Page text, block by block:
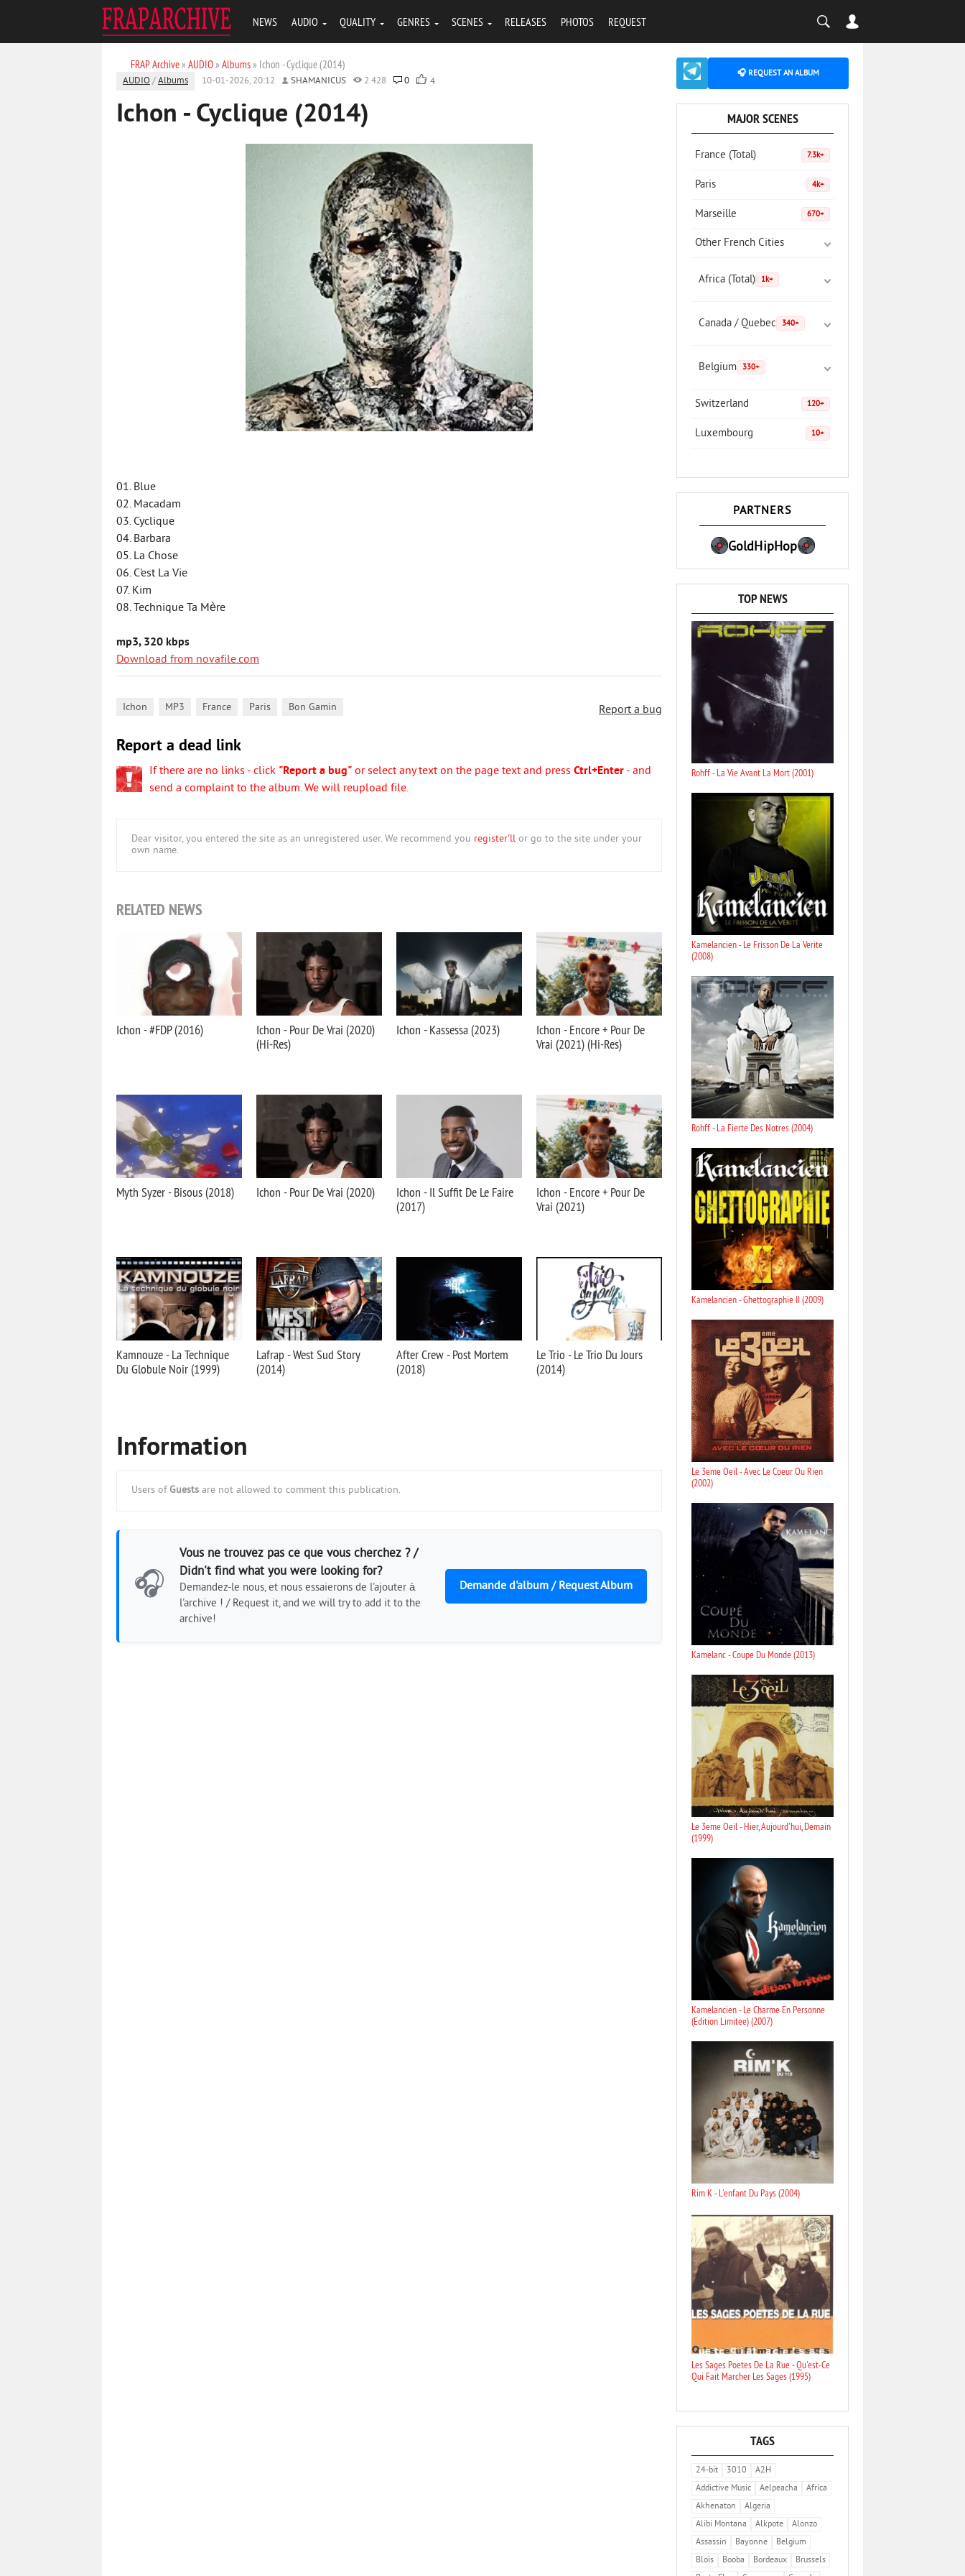
NEWS AUDIO QUALITY GENRES SCENES RELEASES PHOTOS REQUEST
FRAP Archive» AUDIO» Albums» Ichon - Cyclique (2014)
AUDIO /Albums 10-01-2026, 20:12 SHAMANICUS 2 428 0 4
Ichon - Cyclique (2014)
01. Blue
02. Macadam
03. Cyclique
04. Barbara
05. La Chose
06. C'est La Vie
07. Kim
08. Technique Ta Mère
mp3, 320 kbps
Download from novafile.com
Report a bug
Ichon MP3 France Paris Bon Gamin
Report a dead link
If there are no links - click "Report a bug" or select any text on the page text and press Ctrl+Enter - and
send a complaint to the album. We will reupload file.
Dear visitor, you entered the site as an unregistered user. We recommend you register'll or go to the site under your
own name.
RELATED NEWS
Ichon - #FDP (2016)
Ichon - Pour De Vrai (2020)
(Hi-Res)
Ichon - Kassessa (2023)
Ichon - Encore + Pour De
Vrai (2021) (Hi-Res)
Myth Syzer - Bisous (2018) Ichon - Pour De Vrai (2020)
Ichon - Il Suffit De Le Faire
(2017)
Ichon - Encore + Pour De
Vrai (2021)
Kamnouze - La Technique
Du Globule Noir (1999)
Lafrap - West Sud Story
(2014)
After Crew - Post Mortem
(2018)
Le Trio - Le Trio Du Jours
(2014)
Information
Users of Guests are not allowed to comment this publication.
🎧
Vous ne trouvez pas ce que vous cherchez ? /
Didn't find what you were looking for?
Demandez-le nous, et nous essaierons de l'ajouter à
l'archive ! / Request it, and we will try to add it to the
archive!
Demande d'album / Request Album
🎧 REQUEST AN ALBUM
MAJOR SCENES
France (Total) 7.3k+
Paris 4k+
Marseille 670+
Other French Cities
Africa (Total) 1k+
Canada / Quebec 340+
Belgium 330+
Switzerland 120+
Luxembourg 10+
PARTNERS
GoldHipHop
TOP NEWS
Rohff - La Vie Avant La Mort (2001)
Kamelancien - Le Frisson De La Verite
(2008)
Rohff - La Fierte Des Notres (2004)
Kamelancien - Ghettographie II (2009)
Le 3eme Oeil - Avec Le Coeur Ou Rien
(2002)
Kamelanc - Coupe Du Monde (2013)
Le 3eme Oeil - Hier, Aujourd'hui, Demain
(1999)
Kamelancien - Le Charme En Personne
(Edition Limitee) (2007)
Rim K - L'enfant Du Pays (2004)
Les Sages Poetes De La Rue - Qu'est-Ce
Qui Fait Marcher Les Sages (1995)
TAGS
24-bit 3010
A2H
Addictive Music
Aelpeacha
Africa
Akhenaton
Algeria
Alibi Montana
Alkpote
Alonzo
Assassin
Bayonne
Belgium
Blois
Booba Bordeaux
Brussels